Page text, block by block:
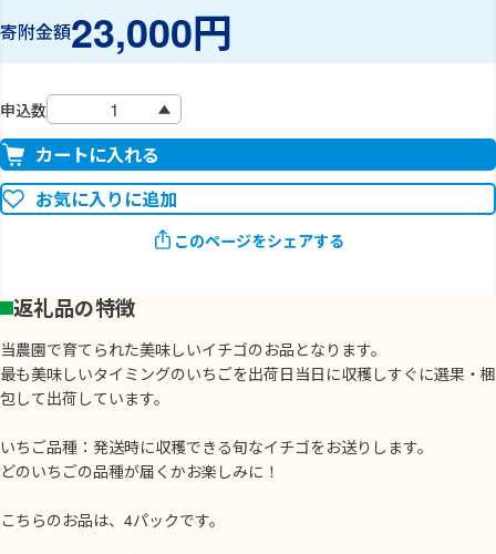
寄附金額23,000円
申込数
カートに入れる
お気に入りに追加
このページをシェアする
返礼品の特徴
当農園で育てられた美味しいイチゴのお品となります。
最も美味しいタイミングのいちごを出荷日当日に収穫しすぐに選果・梱
包して出荷しています。
いちご品種：発送時に収穫できる旬なイチゴをお送りします。
どのいちごの品種が届くかお楽しみに！
こちらのお品は、4パックです。